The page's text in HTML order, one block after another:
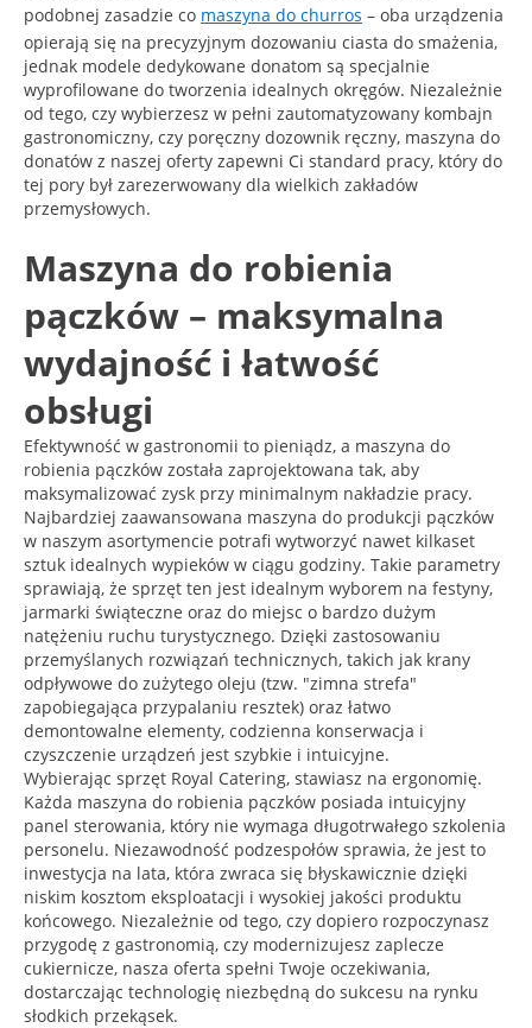
podobnej zasadzie co maszyna do churros – oba urządzenia
opierają się na precyzyjnym dozowaniu ciasta do smażenia,
jednak modele dedykowane donatom są specjalnie
wyprofilowane do tworzenia idealnych okręgów. Niezależnie
od tego, czy wybierzesz w pełni zautomatyzowany kombajn
gastronomiczny, czy poręczny dozownik ręczny, maszyna do
donatów z naszej oferty zapewni Ci standard pracy, który do
tej pory był zarezerwowany dla wielkich zakładów
przemysłowych.
Maszyna do robienia
pączków – maksymalna
wydajność i łatwość
obsługi
Efektywność w gastronomii to pieniądz, a maszyna do
robienia pączków została zaprojektowana tak, aby
maksymalizować zysk przy minimalnym nakładzie pracy.
Najbardziej zaawansowana maszyna do produkcji pączków
w naszym asortymencie potrafi wytworzyć nawet kilkaset
sztuk idealnych wypieków w ciągu godziny. Takie parametry
sprawiają, że sprzęt ten jest idealnym wyborem na festyny,
jarmarki świąteczne oraz do miejsc o bardzo dużym
natężeniu ruchu turystycznego. Dzięki zastosowaniu
przemyślanych rozwiązań technicznych, takich jak krany
odpływowe do zużytego oleju (tzw. "zimna strefa"
zapobiegająca przypalaniu resztek) oraz łatwo
demontowalne elementy, codzienna konserwacja i
czyszczenie urządzeń jest szybkie i intuicyjne.
Wybierając sprzęt Royal Catering, stawiasz na ergonomię.
Każda maszyna do robienia pączków posiada intuicyjny
panel sterowania, który nie wymaga długotrwałego szkolenia
personelu. Niezawodność podzespołów sprawia, że jest to
inwestycja na lata, która zwraca się błyskawicznie dzięki
niskim kosztom eksploatacji i wysokiej jakości produktu
końcowego. Niezależnie od tego, czy dopiero rozpoczynasz
przygodę z gastronomią, czy modernizujesz zaplecze
cukiernicze, nasza oferta spełni Twoje oczekiwania,
dostarczając technologię niezbędną do sukcesu na rynku
słodkich przekąsek.